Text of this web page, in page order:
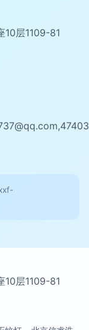
10层1109-81
10层1109-81